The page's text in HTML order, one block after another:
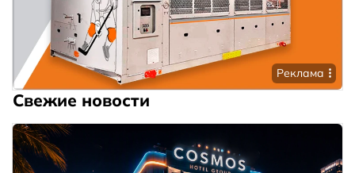
Реклама
Свежие новости